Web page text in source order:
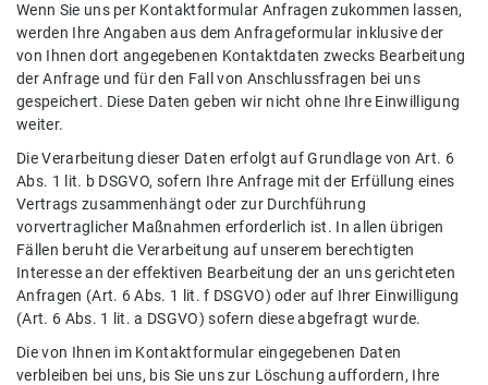
Wenn Sie uns per Kontaktformular Anfragen zukommen lassen,
werden Ihre Angaben aus dem Anfrageformular inklusive der
von Ihnen dort angegebenen Kontaktdaten zwecks Bearbeitung
der Anfrage und für den Fall von Anschlussfragen bei uns
gespeichert. Diese Daten geben wir nicht ohne Ihre Einwilligung
weiter.
Die Verarbeitung dieser Daten erfolgt auf Grundlage von Art. 6
Abs. 1 lit. b DSGVO, sofern Ihre Anfrage mit der Erfüllung eines
Vertrags zusammenhängt oder zur Durchführung
vorvertraglicher Maßnahmen erforderlich ist. In allen übrigen
Fällen beruht die Verarbeitung auf unserem berechtigten
Interesse an der effektiven Bearbeitung der an uns gerichteten
Anfragen (Art. 6 Abs. 1 lit. f DSGVO) oder auf Ihrer Einwilligung
(Art. 6 Abs. 1 lit. a DSGVO) sofern diese abgefragt wurde.
Die von Ihnen im Kontaktformular eingegebenen Daten
verbleiben bei uns, bis Sie uns zur Löschung auffordern, Ihre